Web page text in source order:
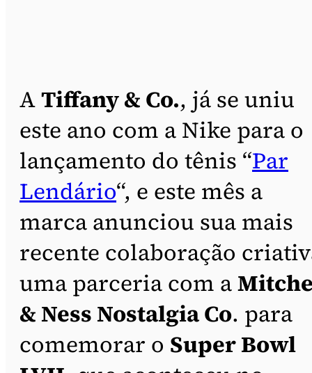
ATiffany & Co., já se uniu
este ano com a Nike para o
lançamento do tênis “Par
Lendário“, e este mês a
marca anunciou sua mais
recente colaboração
uma parceria com a
& Ness Nostalgia Co. para
comemorar o Super Bowl